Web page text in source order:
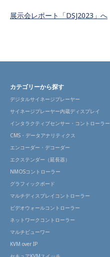
展示会レポート「DSJ2023」へ
カテゴリーから探す
デジタルサイネージプレーヤー
サイネージプレーヤー内蔵ディスプレイ
インタラクティブセンサー・コントローラー
CMS・データアナリティクス
エンコーダー・デコーダー
エクステンダー（延長器）
NMOSコントローラー
グラフィックボード
マルチディスプレイコントローラー
ビデオウォールコントローラー
ネットワークコントローラー
マルチビューワー
KVM over IP